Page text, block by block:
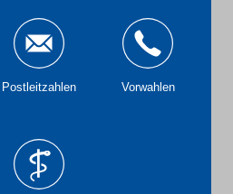
Postleitzahlen Vorwahlen